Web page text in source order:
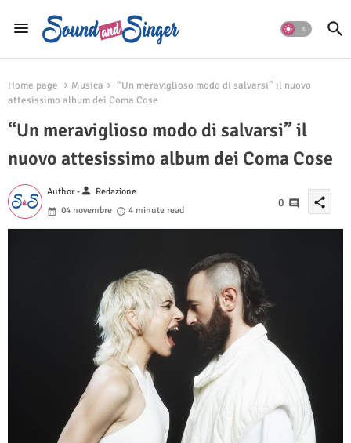
Home page Musica
“Un meraviglioso modo di salvarsi” il nuovo
attesissimo album dei Coma Cose
“Un meraviglioso modo di salvarsi” il
nuovo attesissimo album dei Coma Cose
Author -person Redazione
04 novembre
4 minute read
0 share